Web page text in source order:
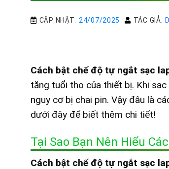
CẬP NHẬT: 24/07/2025 TÁC GIẢ:
Cách bật chế độ tự ngắt sạc
tăng tuổi thọ của thiết bị. Khi
nguy cơ bị chai pin. Vậy đâu là
dưới đây để biết thêm chi tiết!
Tại Sao Bạn Nên Hiểu
Cách bật chế độ tự ngắt sạc